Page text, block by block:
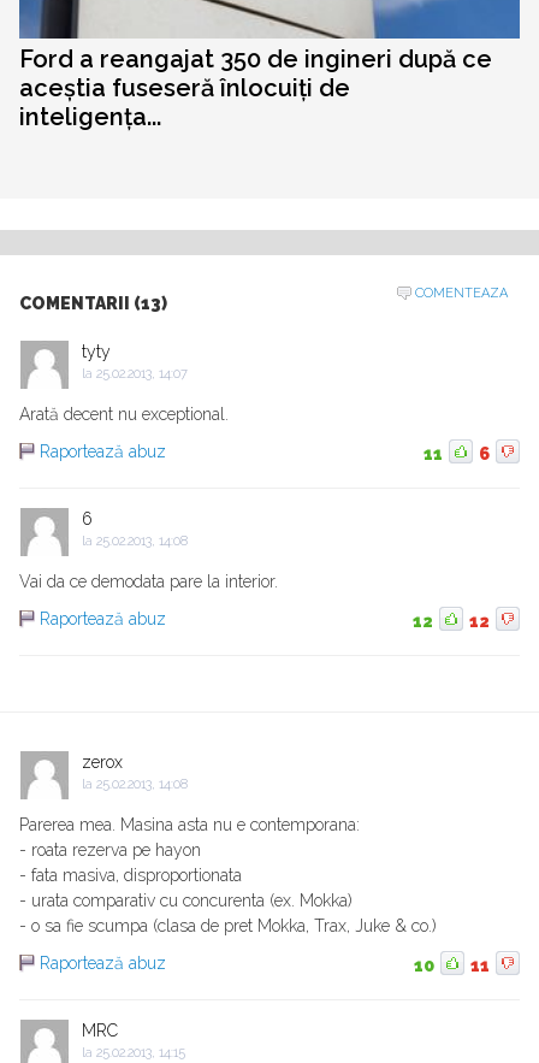
Ford a reangajat 350 de ingineri după ce
aceștia fuseseră înlocuiți de
inteligența...
COMENTARII (13)
COMENTEAZA
tyty
la 25.02.2013, 14:07
Arată decent nu exceptional.
Raportează abuz
11 6
6
la 25.02.2013, 14:08
Vai da ce demodata pare la interior.
Raportează abuz
12 12
zerox
la 25.02.2013, 14:08
Parerea mea. Masina asta nu e contemporana:
- roata rezerva pe hayon
- fata masiva, disproportionata
- urata comparativ cu concurenta (ex. Mokka)
- o sa fie scumpa (clasa de pret Mokka, Trax, Juke & co.)
Raportează abuz
10 11
MRC
la 25.02.2013, 14:15